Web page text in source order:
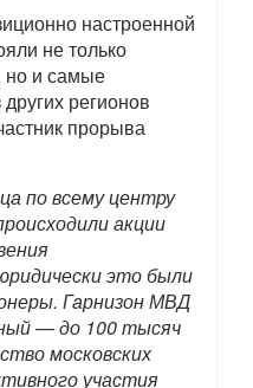
настроенной
не только
но и самые
регионов
прорыва
по всему центру
акции
это были
Гарнизон МВД
— до 100 тысяч
московских
участия